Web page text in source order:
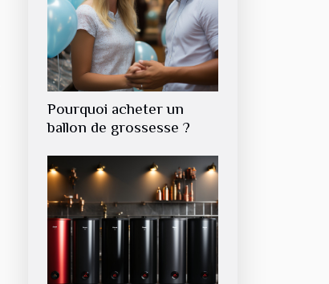
Pourquoi acheter un
ballon de grossesse ?